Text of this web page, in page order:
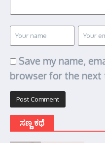
Save my name,
browser for the next
ಸಣ್ಣ ಕಥೆ